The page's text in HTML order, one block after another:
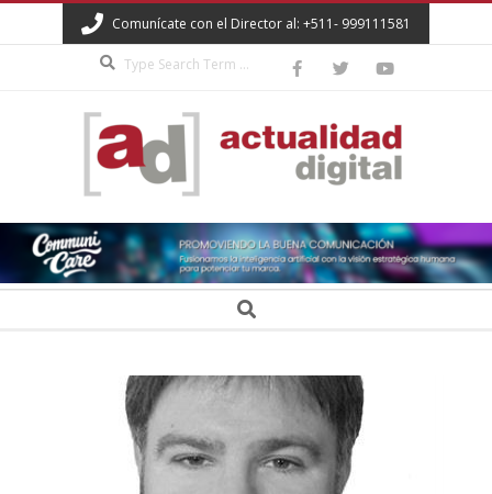
to
Comunícate con el Director al: +511- 999111581
ACTUALIDAD
DIGITAL Search